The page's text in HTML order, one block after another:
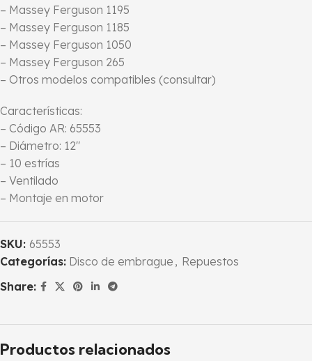
– Massey Ferguson 1195
– Massey Ferguson 1185
– Massey Ferguson 1050
– Massey Ferguson 265
– Otros modelos compatibles (consultar)
Características:
– Código AR: 65553
– Diámetro: 12″
– 10 estrías
– Ventilado
– Montaje en motor
SKU: 65553
Categorías: Disco de embrague , Repuestos
Share:
Productos relacionados